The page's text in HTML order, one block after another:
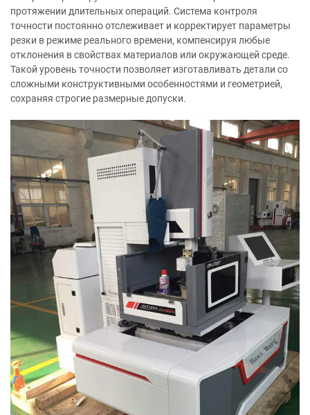
протяжении длительных операций. Система контроля
точности постоянно отслеживает и корректирует параметры
резки в режиме реального времени, компенсируя любые
отклонения в свойствах материалов или окружающей среде.
Такой уровень точности позволяет изготавливать детали со
сложными конструктивными особенностями и геометрией,
сохраняя строгие размерные допуски.